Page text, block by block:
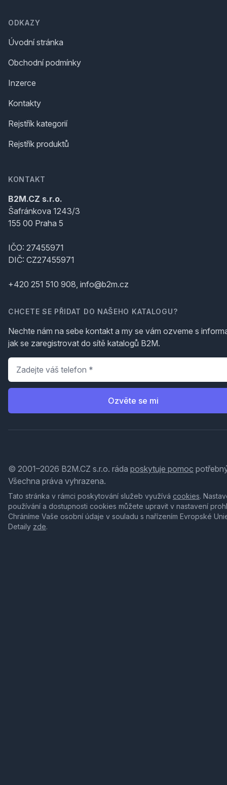
ODKAZY
Úvodní stránka
Obchodní podmínky
Inzerce
Kontakty
Rejstřík kategorií
Rejstřík produktů
KONTAKT
B2M.CZ s.r.o.
Šafránkova 1243/3
155 00 Praha 5
IČO: 27455971
DIČ: CZ27455971
+420 251 510 908, info@b2m.cz
CHCETE SE PŘIDAT DO NAŠEHO KATALOGU?
Nechte nám na sebe kontakt a my se vám ozveme s
jak se zaregistrovat do sítě katalogů B2M.
Telefon
Ozvěte se mi
© 2001–2026 B2M.CZ s.r.o. ráda poskytuje pomoc
Všechna práva vyhrazena.
Tato stránka v rámci poskytování služeb využívá cookies.
používání a dostupnosti cookies můžete upravit v nastavení
Chráníme Vaše osobní údaje v souladu s nařízením Evropské
Detaily zde.